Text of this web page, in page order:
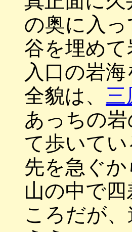
の奥に入っ
谷を埋め
入口の岩
全貌は、 三
あっちの
て歩いて
先を急ぐ
山の中で
ころだが